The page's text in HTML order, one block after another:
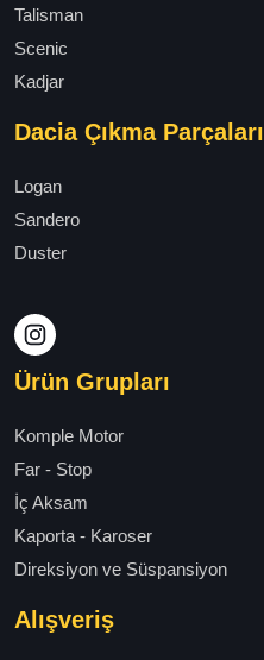
Talisman
Scenic
Kadjar
Dacia Çıkma Parçaları
Logan
Sandero
Duster
Ürün Grupları
Komple Motor
Far - Stop
İç Aksam
Kaporta - Karoser
Direksiyon ve Süspansiyon
Alışveriş